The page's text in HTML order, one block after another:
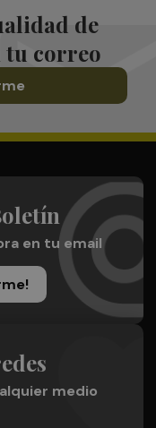
de
tu correo
en tu email
medio